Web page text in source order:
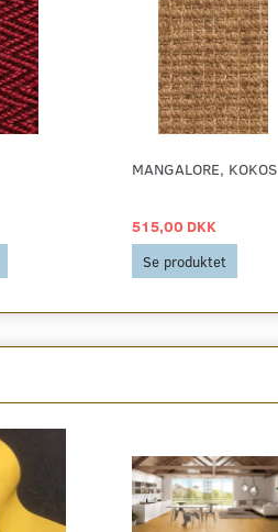
MANGALORE, KOKOS
515,00 DKK
Se produktet